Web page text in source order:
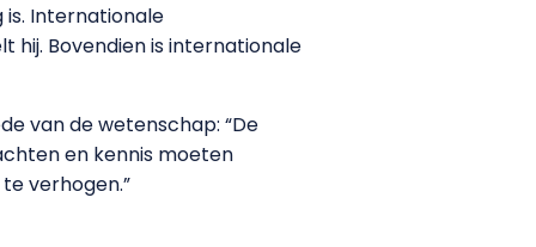
is. Internationale
hij. Bovendien is internationale
van de wetenschap: “De
en kennis moeten
verhogen.”